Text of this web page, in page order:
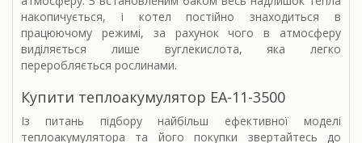
накопичується, і котел постійно знаходиться в
працюючому режимі, за рахунок чого в атмосферу
виділяється лише вуглекислота, яка легко
переробляється рослинами.
Купити теплоакумулятор ЕА-11-3500
Із питань підбору найбільш ефективної моделі
теплоакумулятора та його покупки звертайтесь до